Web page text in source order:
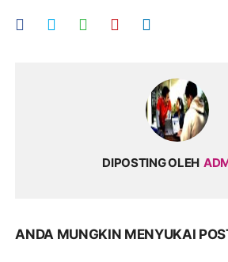
DIPOSTING OLEH
ANDA MUNGKIN MENYUKAI